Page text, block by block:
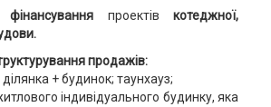
проектівкотеджної,
продажів:
+ будинок; таунхауз;
індивідуального будинку, яка